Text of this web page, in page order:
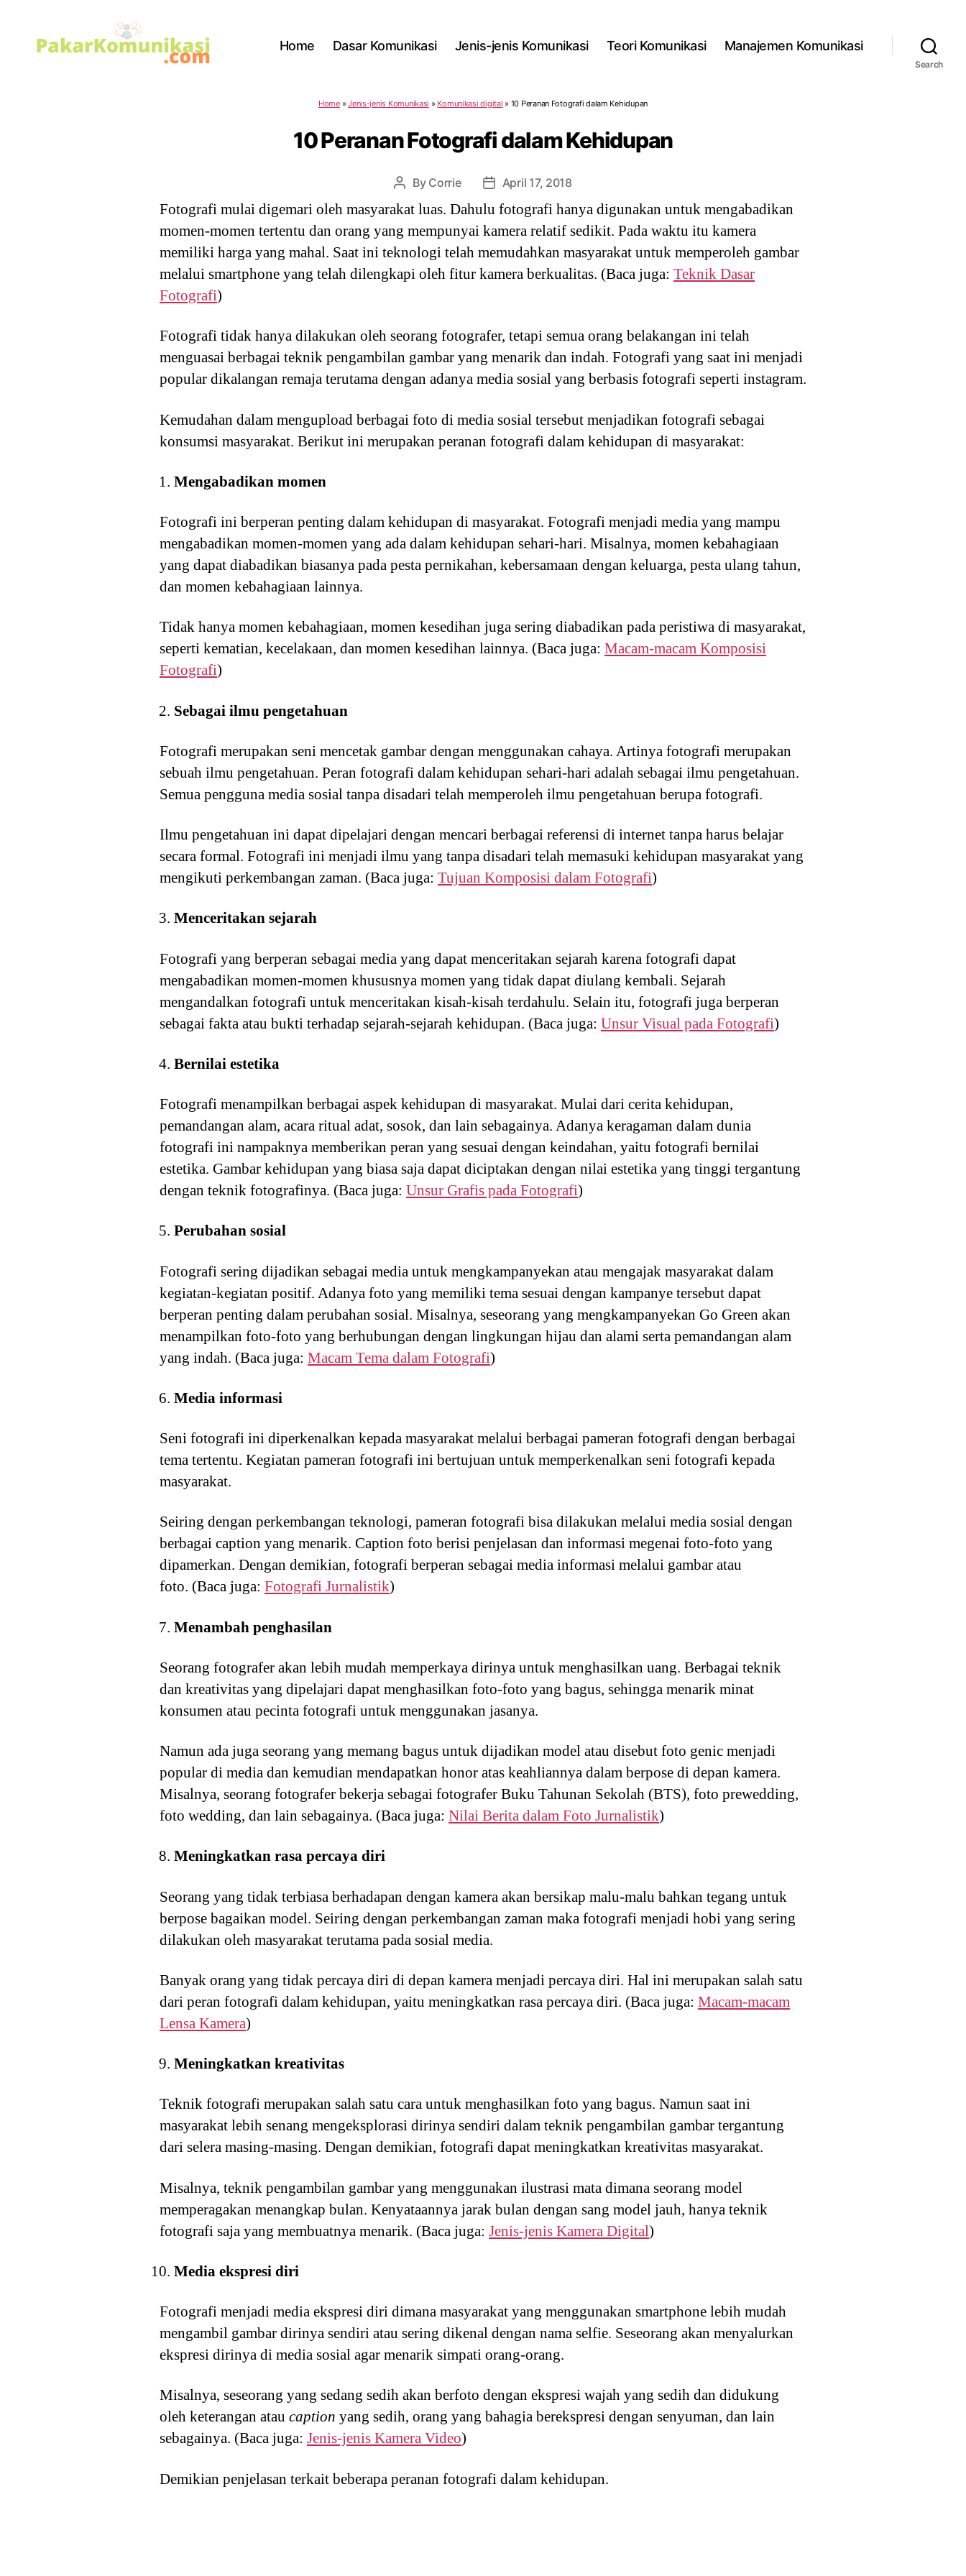
Home Dasar Komunikasi Jenis-jenis Komunikasi Teori Komunikasi Manajemen Komunikasi
Search
Home»Jenis-jenis Komunikasi » Komunikasi digital » 10 Peranan Fotografi dalam Kehidupan
10 Peranan Fotografi dalam Kehidupan
Post
author
By Corrie
Post
date
April 17, 2018
Fotografi mulai digemari oleh masyarakat luas. Dahulu fotografi hanya digunakan untuk mengabadikan
momen-momen tertentu dan orang yang mempunyai kamera relatif sedikit. Pada waktu itu kamera
memiliki harga yang mahal. Saat ini teknologi telah memudahkan masyarakat untuk memperoleh gambar
melalui smartphone yang telah dilengkapi oleh fitur kamera berkualitas. (Baca juga: Teknik Dasar
Fotografi)
Fotografi tidak hanya dilakukan oleh seorang fotografer, tetapi semua orang belakangan ini telah
menguasai berbagai teknik pengambilan gambar yang menarik dan indah. Fotografi yang saat ini menjadi
popular dikalangan remaja terutama dengan adanya media sosial yang berbasis fotografi seperti instagram.
Kemudahan dalam mengupload berbagai foto di media sosial tersebut menjadikan fotografi sebagai
konsumsi masyarakat. Berikut ini merupakan peranan fotografi dalam kehidupan di masyarakat:
Mengabadikan momen
Fotografi ini berperan penting dalam kehidupan di masyarakat. Fotografi menjadi media yang mampu
mengabadikan momen-momen yang ada dalam kehidupan sehari-hari. Misalnya, momen kebahagiaan
yang dapat diabadikan biasanya pada pesta pernikahan, kebersamaan dengan keluarga, pesta ulang tahun,
dan momen kebahagiaan lainnya.
Tidak hanya momen kebahagiaan, momen kesedihan juga sering diabadikan pada peristiwa di masyarakat,
seperti kematian, kecelakaan, dan momen kesedihan lainnya. (Baca juga: Macam-macam Komposisi
Fotografi)
Sebagai ilmu pengetahuan
Fotografi merupakan seni mencetak gambar dengan menggunakan cahaya. Artinya fotografi merupakan
sebuah ilmu pengetahuan. Peran fotografi dalam kehidupan sehari-hari adalah sebagai ilmu pengetahuan.
Semua pengguna media sosial tanpa disadari telah memperoleh ilmu pengetahuan berupa fotografi.
Ilmu pengetahuan ini dapat dipelajari dengan mencari berbagai referensi di internet tanpa harus belajar
secara formal. Fotografi ini menjadi ilmu yang tanpa disadari telah memasuki kehidupan masyarakat yang
mengikuti perkembangan zaman. (Baca juga: Tujuan Komposisi dalam Fotografi)
Menceritakan sejarah
Fotografi yang berperan sebagai media yang dapat menceritakan sejarah karena fotografi dapat
mengabadikan momen-momen khususnya momen yang tidak dapat diulang kembali. Sejarah
mengandalkan fotografi untuk menceritakan kisah-kisah terdahulu. Selain itu, fotografi juga berperan
sebagai fakta atau bukti terhadap sejarah-sejarah kehidupan. (Baca juga: Unsur Visual pada Fotografi)
Bernilai estetika
Fotografi menampilkan berbagai aspek kehidupan di masyarakat. Mulai dari cerita kehidupan,
pemandangan alam, acara ritual adat, sosok, dan lain sebagainya. Adanya keragaman dalam dunia
fotografi ini nampaknya memberikan peran yang sesuai dengan keindahan, yaitu fotografi bernilai
estetika. Gambar kehidupan yang biasa saja dapat diciptakan dengan nilai estetika yang tinggi tergantung
dengan teknik fotografinya. (Baca juga: Unsur Grafis pada Fotografi)
Perubahan sosial
Fotografi sering dijadikan sebagai media untuk mengkampanyekan atau mengajak masyarakat dalam
kegiatan-kegiatan positif. Adanya foto yang memiliki tema sesuai dengan kampanye tersebut dapat
berperan penting dalam perubahan sosial. Misalnya, seseorang yang mengkampanyekan Go Green akan
menampilkan foto-foto yang berhubungan dengan lingkungan hijau dan alami serta pemandangan alam
yang indah. (Baca juga: Macam Tema dalam Fotografi)
Media informasi
Seni fotografi ini diperkenalkan kepada masyarakat melalui berbagai pameran fotografi dengan berbagai
tema tertentu. Kegiatan pameran fotografi ini bertujuan untuk memperkenalkan seni fotografi kepada
masyarakat.
Seiring dengan perkembangan teknologi, pameran fotografi bisa dilakukan melalui media sosial dengan
berbagai caption yang menarik. Caption foto berisi penjelasan dan informasi megenai foto-foto yang
dipamerkan. Dengan demikian, fotografi berperan sebagai media informasi melalui gambar atau
foto. (Baca juga: Fotografi Jurnalistik)
Menambah penghasilan
Seorang fotografer akan lebih mudah memperkaya dirinya untuk menghasilkan uang. Berbagai teknik
dan kreativitas yang dipelajari dapat menghasilkan foto-foto yang bagus, sehingga menarik minat
konsumen atau pecinta fotografi untuk menggunakan jasanya.
Namun ada juga seorang yang memang bagus untuk dijadikan model atau disebut foto genic menjadi
popular di media dan kemudian mendapatkan honor atas keahliannya dalam berpose di depan kamera.
Misalnya, seorang fotografer bekerja sebagai fotografer Buku Tahunan Sekolah (BTS), foto prewedding,
foto wedding, dan lain sebagainya. (Baca juga: Nilai Berita dalam Foto Jurnalistik)
Meningkatkan rasa percaya diri
Seorang yang tidak terbiasa berhadapan dengan kamera akan bersikap malu-malu bahkan tegang untuk
berpose bagaikan model. Seiring dengan perkembangan zaman maka fotografi menjadi hobi yang sering
dilakukan oleh masyarakat terutama pada sosial media.
Banyak orang yang tidak percaya diri di depan kamera menjadi percaya diri. Hal ini merupakan salah satu
dari peran fotografi dalam kehidupan, yaitu meningkatkan rasa percaya diri. (Baca juga: Macam-macam
Lensa Kamera)
Meningkatkan kreativitas
Teknik fotografi merupakan salah satu cara untuk menghasilkan foto yang bagus. Namun saat ini
masyarakat lebih senang mengeksplorasi dirinya sendiri dalam teknik pengambilan gambar tergantung
dari selera masing-masing. Dengan demikian, fotografi dapat meningkatkan kreativitas masyarakat.
Misalnya, teknik pengambilan gambar yang menggunakan ilustrasi mata dimana seorang model
memperagakan menangkap bulan. Kenyataannya jarak bulan dengan sang model jauh, hanya teknik
fotografi saja yang membuatnya menarik. (Baca juga: Jenis-jenis Kamera Digital)
Media ekspresi diri
Fotografi menjadi media ekspresi diri dimana masyarakat yang menggunakan smartphone lebih mudah
mengambil gambar dirinya sendiri atau sering dikenal dengan nama selfie. Seseorang akan menyalurkan
ekspresi dirinya di media sosial agar menarik simpati orang-orang.
Misalnya, seseorang yang sedang sedih akan berfoto dengan ekspresi wajah yang sedih dan didukung
oleh keterangan atau caption yang sedih, orang yang bahagia berekspresi dengan senyuman, dan lain
sebagainya. (Baca juga: Jenis-jenis Kamera Video)
Demikian penjelasan terkait beberapa peranan fotografi dalam kehidupan.